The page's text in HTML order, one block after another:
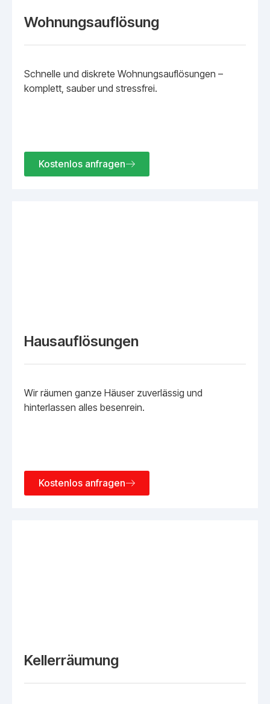
Wohnungsauflösung
Schnelle und diskrete Wohnungsauflösungen –
komplett, sauber und stressfrei.
Kostenlos anfragen
Hausauflösungen
Wir räumen ganze Häuser zuverlässig und
hinterlassen alles besenrein.
Kostenlos anfragen
Kellerräumung